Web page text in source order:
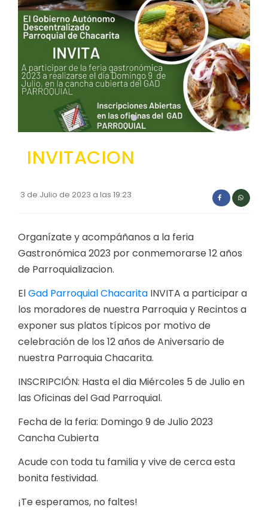
Convocatorias
GESTIÓN ADMINISTRATIVA
Plan de desarrollo y Ordenamiento Territorial -
Plan Anual Contratación - PAC
Plan Operativo Anual - POA
Convenios Institucionales
Procesos de contratación
Obras y proyectos
INVITACION
3 de Julio de 2023 a las 19:23
Organízate y acompáñanos a la feria
Gastronómica 2023 por conmemorarse 12 años
de Parroquializacion.
ElGad Parroquial Chacarita INVITA a participar a
los moradores de nuestra Parroquia y Recintos a
exponer sus platos típicos por motivo de
celebración de los 12 años de Aniversario de
nuestra Parroquia Chacarita.
INSCRIPCIÓN: Hasta el dia Miércoles 5 de Julio en
las Oficinas del Gad Parroquial.
Fecha de la feria: Domingo 9 de Julio 2023
Cancha Cubierta
Acude con toda tu familia y vive de cerca esta
bonita festividad.
¡Te esperamos, no faltes!